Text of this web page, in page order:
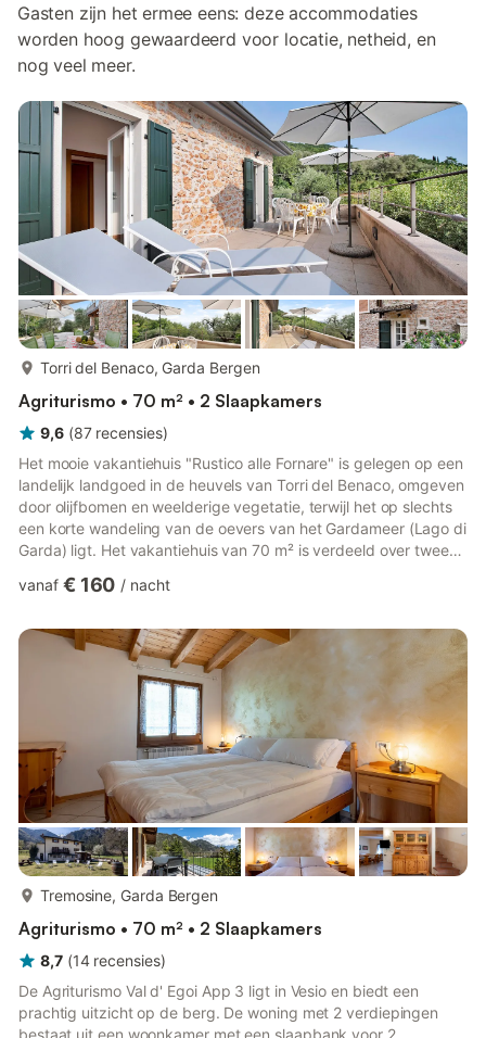
Gasten zijn het ermee eens: deze accommodaties
worden hoog gewaardeerd voor locatie, netheid, en
nog veel meer.
Torri del Benaco, Garda Bergen
Agriturismo • 70 m² • 2 Slaapkamers
9,6 (87 recensies)
Het mooie vakantiehuis "Rustico alle Fornare" is gelegen op een
landelijk landgoed in de heuvels van Torri del Benaco, omgeven
door olijfbomen en weelderige vegetatie, terwijl het op slechts
een korte wandeling van de oevers van het Gardameer (Lago di
Garda) ligt. Het vakantiehuis van 70 m² is verdeeld over twee
uitgeruste keuken met vaatwasser, 2 slaapkamers (waarvan
geschikt voor 4 personen. Extra voorzieningen zijn Wi-Fi, een
wasmachine, ventilatoren, kabeltelevisie, een babybedje, e...
vanaf € 160 / nacht
Tremosine, Garda Bergen
Agriturismo • 70 m² • 2 Slaapkamers
8,7 (14 recensies)
De Agriturismo Val d' Egoi App 3 ligt in Vesio en biedt een
prachtig uitzicht op de berg. De woning met 2 verdiepingen
bestaat uit een woonkamer met een slaapbank voor 2